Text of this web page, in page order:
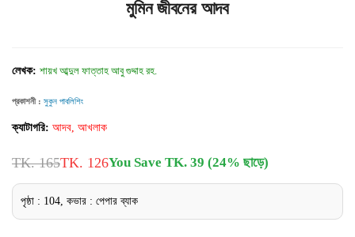
মুমিন জীবনের আদব
লেখক: শায়খ আব্দুল ফাত্তাহ আবু গুদ্দাহ রহ.
প্রকাশনী : সুকুন পাবলিশিং
ক্যাটাগরি: আদব, আখলাক
TK. 165TK. 126You Save TK. 39 (24% ছাড়ে)
পৃষ্ঠা : 104, কভার : পেপার ব্যাক